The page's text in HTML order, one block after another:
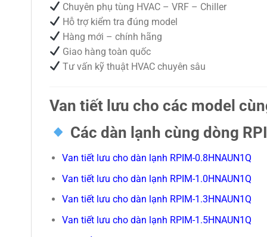
Chuyên phụ tùng HVAC – VRF – Chiller
Hỗ trợ kiểm tra đúng model
Hàng mới – chính hãng
Giao hàng toàn quốc
Tư vấn kỹ thuật HVAC chuyên sâu
Van tiết lưu cho các model
Các dàn lạnh cùng dòng
Van tiết lưu cho dàn lạnh RPIM-0.8HNAUN1Q
Van tiết lưu cho dàn lạnh RPIM-1.0HNAUN1Q
Van tiết lưu cho dàn lạnh RPIM-1.3HNAUN1Q
Van tiết lưu cho dàn lạnh RPIM-1.5HNAUN1Q